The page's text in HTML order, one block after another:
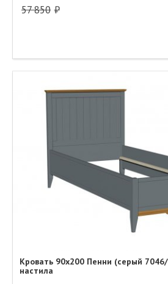
57 850
Кровать 90х200 Пенни (серый
настила